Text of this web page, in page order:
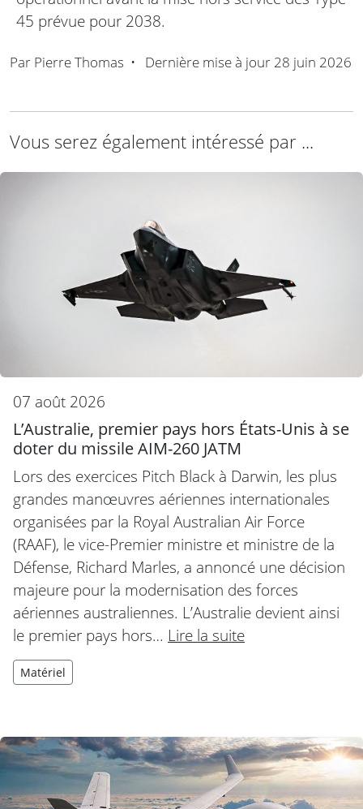
45 prévue pour 2038.
Par Pierre Thomas • Dernière mise à jour 28 juin 2026
Vous serez également intéressé par ...
07 août 2026
L’Australie, premier pays hors États-Unis à se
doter du missile AIM-260 JATM
Lors des exercices Pitch Black à Darwin, les plus
grandes manœuvres aériennes internationales
organisées par la Royal Australian Air Force
(RAAF), le vice-Premier ministre et ministre de la
Défense, Richard Marles, a annoncé une décision
majeure pour la modernisation des forces
aériennes australiennes. L’Australie devient ainsi
le premier pays hors… Lire la suite
Matériel